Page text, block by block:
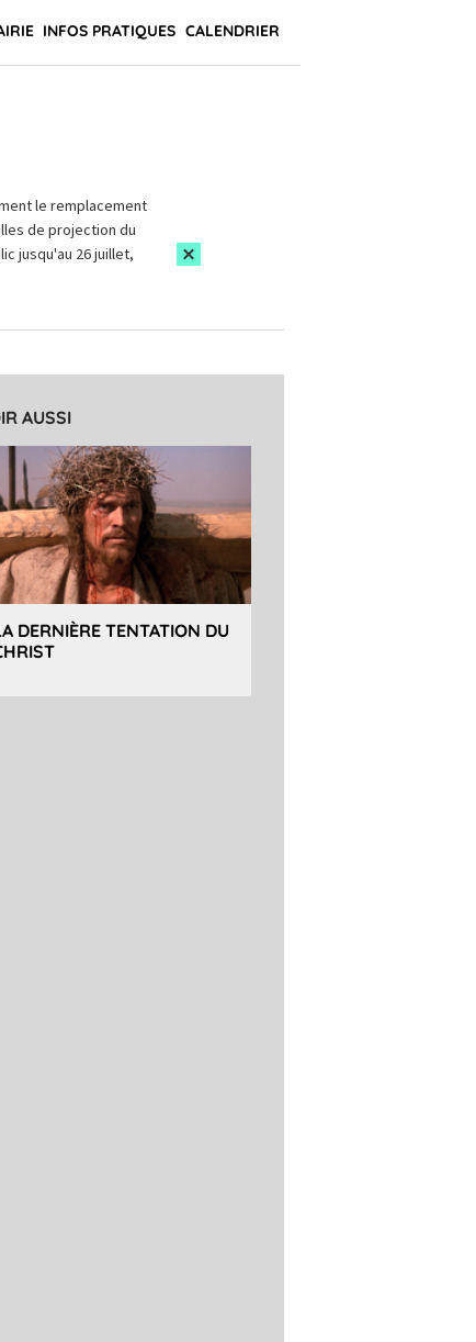
INFOS PRATIQUES CALENDRIER
le remplacement
de projection du
jusqu'au 26 juillet,
AUSSI
DERNIÈRE TENTATION DU